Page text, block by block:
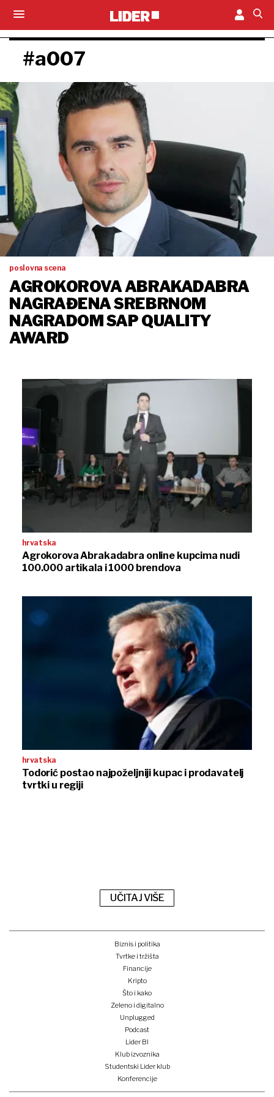
#a007
poslovna scena
AGROKOROVA ABRAKADABRA
NAGRAĐENA SREBRNOM
NAGRADOM SAP QUALITY
AWARD
hrvatska
Agrokorova Abrakadabra online kupcima nudi
100.000 artikala i 1000 brendova
hrvatska
Todorić postao najpoželjniji kupac i prodavatelj
tvrtki u regiji
UČITAJ VIŠE
Biznis i politika
Tvrtke i tržišta
Financije
Kripto
Što i kako
Zeleno i digitalno
Unplugged
Podcast
Lider BI
Klub izvoznika
Studentski Lider klub
Konferencije